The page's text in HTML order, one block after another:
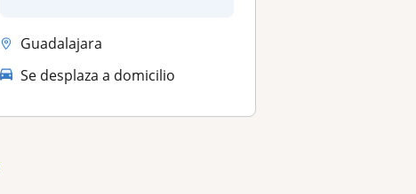
Guadalajara
Se desplaza a domicilio